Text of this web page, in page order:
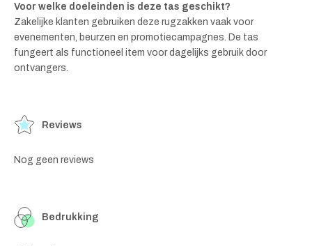
Voor welke doeleinden is deze tas geschikt?
Zakelijke klanten gebruiken deze rugzakken vaak voor
evenementen, beurzen en promotiecampagnes. De tas
fungeert als functioneel item voor dagelijks gebruik door
ontvangers.
Reviews
Nog geen reviews
Bedrukking